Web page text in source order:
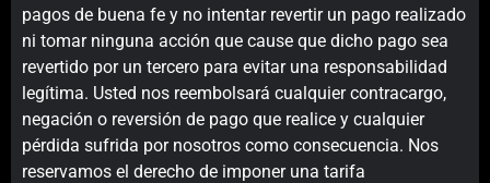
pagos de buena fe y no intentar revertir un pago realizado
ni tomar ninguna acción que cause que dicho pago sea
revertido por un tercero para evitar una responsabilidad
legítima. Usted nos reembolsará cualquier contracargo,
negación o reversión de pago que realice y cualquier
pérdida sufrida por nosotros como consecuencia. Nos
reservamos el derecho de imponer una tarifa